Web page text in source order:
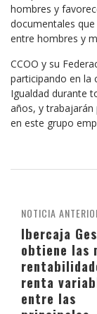
hombres y
documentales
entre hombres y
CCOO y su
participando en la
Igualdad durante
años, y trabajarán
en este grupo
NOTICIA
Ibercaja
obtiene las
renta
entre las